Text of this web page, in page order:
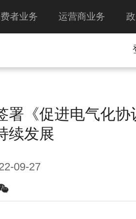
者业务 运营商业务
署《促进电气化协
续发展
09-27